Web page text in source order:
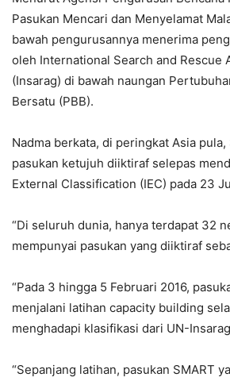
Pasukan Mencari dan Menyelamat
bawah pengurusannya menerima
oleh International Search and Rescue
(Insarag) di bawah naungan
Bersatu (PBB).
Nadma berkata, di peringkat Asia pula,
pasukan ketujuh diiktiraf selepas
External Classification (IEC) pada 23
“Di seluruh dunia, hanya terdapat 32
mempunyai pasukan yang diiktiraf
“Pada 3 hingga 5 Februari 2016,
menjalani latihan capacity building
menghadapi klasifikasi dari UN-
“Sepanjang latihan, pasukan SMART